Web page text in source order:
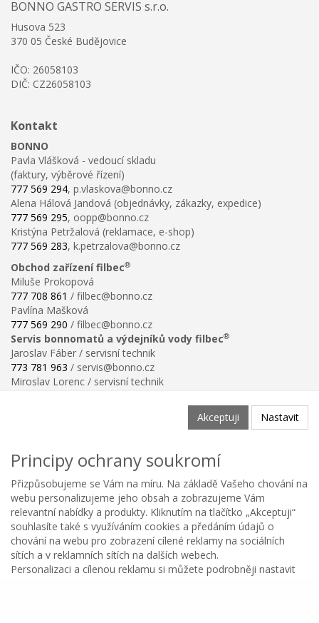
BONNO GASTRO SERVIS s.r.o.
Husova 523
370 05 České Budějovice
IČO: 26058103
DIČ: CZ26058103
Kontakt
BONNO
Pavla Vlášková - vedoucí skladu
(faktury, výběrové řízení)
777 569 294, p.vlaskova@bonno.cz
Alena Hálová Jandová (objednávky, zákazky, expedice)
777 569 295, oopp@bonno.cz
Kristýna Petržalová (reklamace, e-shop)
777 569 283, k.petrzalova@bonno.cz
Obchod zařízení filbec®
Miluše Prokopová
777 708 861 / filbec@bonno.cz
Pavlína Mašková
777 569 290 / filbec@bonno.cz
Servis bonnomatů a výdejníků vody filbec®
Jaroslav Fáber / servisní technik
773 781 963 / servis@bonno.cz
Miroslav Lorenc / servisní technik
Ochrana osobních údajů
Poučení o právu na odstoupení od smlouvy
Reklamační řád
Reklamační protokol ke stažení
Velikostní tabulka
Nastavení soukromí
Odstoupení od smlouvy
Copyright © BONNO GASTRO SERVIS s.r.o. 2026
Kategorie Oblíbené Menu Košík
Akceptuji Nastavit
Principy ochrany soukromí
Přizpůsobujeme se Vám na míru. Na základě Vašeho chování na
webu personalizujeme jeho obsah a zobrazujeme Vám
relevantní nabídky a produkty. Kliknutím na tlačítko „Akceptuji“
souhlasíte také s využíváním cookies a předáním údajů o
chování na webu pro zobrazení cílené reklamy na sociálních
sítích a v reklamních sítích na dalších webech.
Personalizaci a cílenou reklamu si můžete podrobněji nastavit